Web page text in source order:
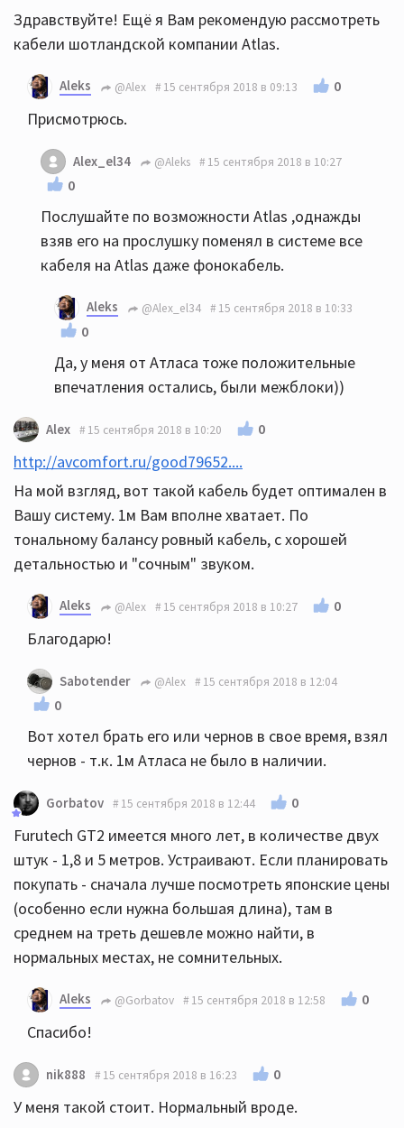
Здравствуйте! Ещё я Вам рекомендую рассмотреть
кабели шотландской компании Atlas.
Aleks @Alex 15 сентября 2018 в 09:13 0
Присмотрюсь.
Alex_el34 @Aleks 15 сентября 2018 в 10:27
0
Послушайте по возможности Atlas ,однажды
взяв его на прослушку поменял в системе все
кабеля на Atlas даже фонокабель.
Aleks @Alex_el34 15 сентября 2018 в 10:33
0
Да, у меня от Атласа тоже положительные
впечатления остались, были межблоки))
Alex 15 сентября 2018 в 10:20 0
http://avcomfort.ru/good79652....
На мой взгляд, вот такой кабель будет оптимален в
Вашу систему. 1м Вам вполне хватает. По
тональному балансу ровный кабель, с хорошей
детальностью и "сочным" звуком.
Aleks @Alex 15 сентября 2018 в 10:27 0
Благодарю!
Sabotender @Alex 15 сентября 2018 в 12:04
0
Вот хотел брать его или чернов в свое время, взял
чернов - т.к. 1м Атласа не было в наличии.
Gorbatov 15 сентября 2018 в 12:44 0
Furutech GT2 имеется много лет, в количестве двух
штук - 1,8 и 5 метров. Устраивают. Если планировать
покупать - сначала лучше посмотреть японские цены
(особенно если нужна большая длина), там в
среднем на треть дешевле можно найти, в
нормальных местах, не сомнительных.
Aleks @Gorbatov 15 сентября 2018 в 12:58 0
Спасибо!
nik888 15 сентября 2018 в 16:23 0
У меня такой стоит. Нормальный вроде.